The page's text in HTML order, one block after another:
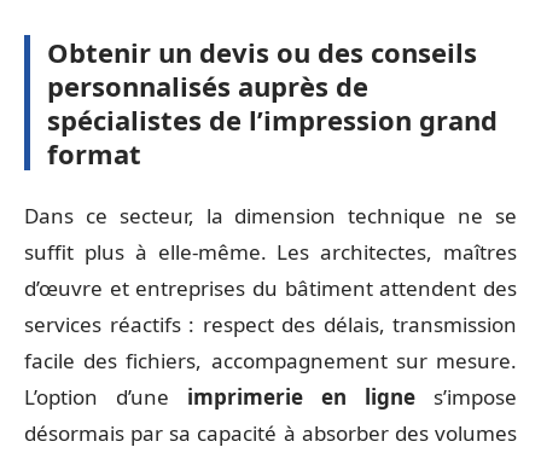
Obtenir un devis ou des conseils
personnalisés auprès de
spécialistes de l’impression grand
format
Dans ce secteur, la dimension technique ne se
suffit plus à elle-même. Les architectes, maîtres
d’œuvre et entreprises du bâtiment attendent des
services réactifs : respect des délais, transmission
facile des fichiers, accompagnement sur mesure.
L’option d’une imprimerie en ligne s’impose
désormais par sa capacité à absorber des volumes